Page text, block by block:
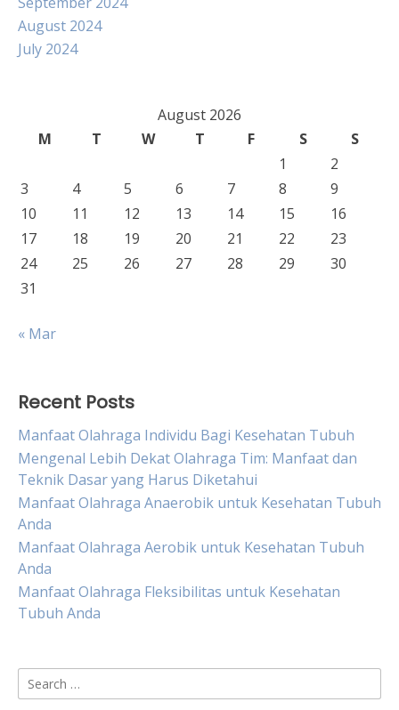
August 2024
July 2024
August 2026
M
T W T F S
S
1
2
3
4 5 6 7 8
9
10
11 12 13 14 15
16
17
18 19 20 21 22
23
24
25 26 27 28 29
30
31
« Mar
Recent Posts
Manfaat Olahraga Individu Bagi Kesehatan Tubuh
Mengenal Lebih Dekat Olahraga Tim: Manfaat dan
Teknik Dasar yang Harus Diketahui
Manfaat Olahraga Anaerobik untuk Kesehatan Tubuh
Anda
Manfaat Olahraga Aerobik untuk Kesehatan Tubuh
Anda
Manfaat Olahraga Fleksibilitas untuk Kesehatan
Tubuh Anda
Search
for: